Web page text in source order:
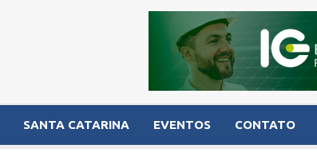
SANTA CATARINA EVENTOS CONTATO